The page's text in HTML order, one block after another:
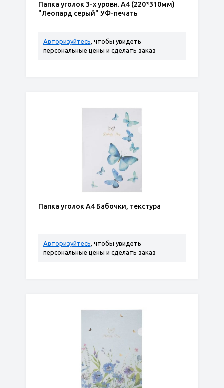
Папка уголок 3-х уровн. А4 (220*310мм)
"Леопард серый" УФ-печать
Авторизуйтесь, чтобы увидеть
персональные цены и сделать заказ
Папка уголок А4 Бабочки, текстура
Авторизуйтесь, чтобы увидеть
персональные цены и сделать заказ